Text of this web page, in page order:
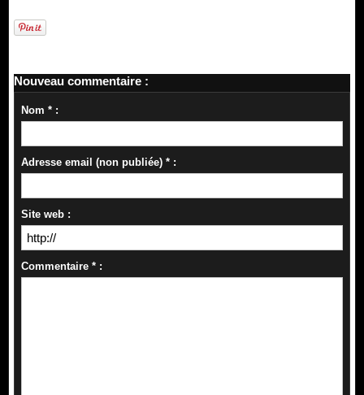
Nouveau commentaire :
Nom * :
Adresse email (non publiée) * :
Site web :
Commentaire * :